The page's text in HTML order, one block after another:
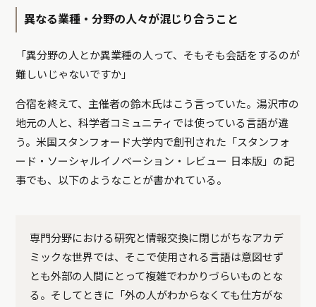
異なる業種・分野の人々が混じり合うこと
「異分野の人とか異業種の人って、そもそも会話をするのが
難しいじゃないですか」
合宿を終えて、主催者の鈴木氏はこう言っていた。湯沢市の
地元の人と、科学者コミュニティでは使っている言語が違
う。米国スタンフォード大学内で創刊された「スタンフォ
ード・ソーシャルイノベーション・レビュー 日本版」の記
事でも、以下のようなことが書かれている。
専門分野における研究と情報交換に閉じがちなアカデ
ミックな世界では、そこで使用される言語は意図せず
とも外部の人間にとって複雑でわかりづらいものとな
る。そしてときに「外の人がわからなくても仕方がな